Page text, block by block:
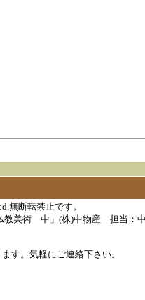
無断転禁止です。
教美術 中」(株)中物産 担当：
す。気軽にご連絡下さい。